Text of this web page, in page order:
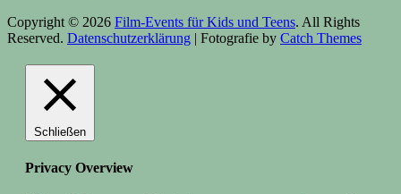
Copyright © 2026 Film-Events für Kids und Teens. All Rights
Reserved. Datenschutzerklärung | Fotografie by Catch Themes
Schließen
Privacy Overview